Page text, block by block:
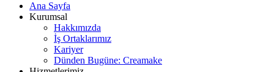
Ana Sayfa
Kurumsal
Hakkımızda
İş Ortaklarımız
Kariyer
Dünden Bugüne: Creamake